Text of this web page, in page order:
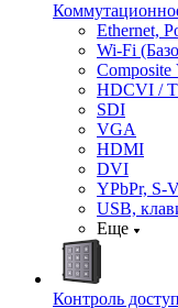
Ethernet,
Wi-Fi
Composite
HDCVI /
SDI
VGA
HDMI
DVI
YPbPr, S-
USB,
Еще
Контроль